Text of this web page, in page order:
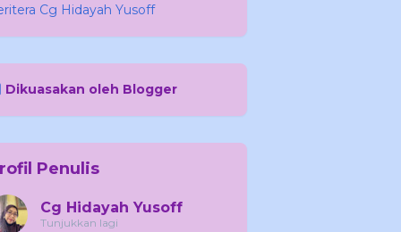
Cg Hidayah Yusoff
Dikuasakan oleh Blogger
Penulis
Cg Hidayah Yusoff
Tunjukkan lagi